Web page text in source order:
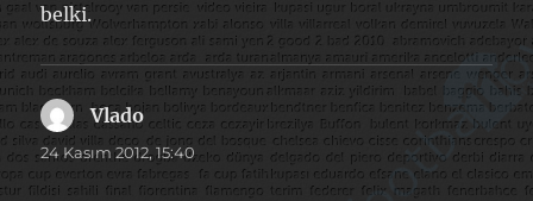
belki.
Vladodedi
ki:
24 Kasım 2012, 15:40